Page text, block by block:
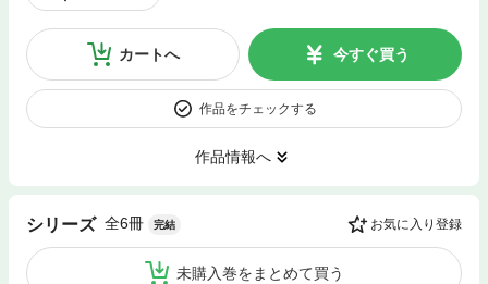
カートへ 今すぐ買う
作品をチェックする
作品情報へ
シリーズ 全6冊 完結 お気に入り登録
未購入巻をまとめて買う